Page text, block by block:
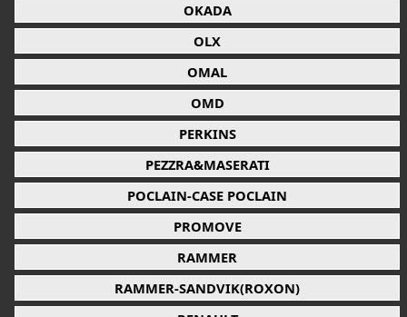
OKADA
OLX
OMAL
OMD
PERKINS
PEZZRA&MASERATI
POCLAIN-CASE POCLAIN
PROMOVE
RAMMER
RAMMER-SANDVIK(ROXON)